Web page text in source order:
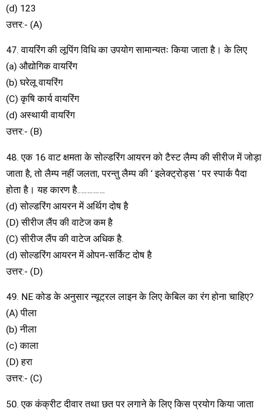
(d) 123
उत्तर:- (A)
47. वायरिंग की लूपिंग विधि का उपयोग सामान्यतः किया जाता है। के लिए
(a) औद्योगिक वायरिंग
(b) घरेलू वायरिंग
(C) कृषि कार्य वायरिंग
(d) अस्थायी वायरिंग
उत्तर:- (B)
48. एक 16 वाट क्षमता के सोल्डरिंग आयरन को टैस्ट लैम्प की सीरीज में जोड़ा
जाता है, तो लैम्प नहीं जलता, परन्तु लैम्प की ‘ इलेक्ट्रोड्स ‘ पर स्पार्क पैदा
होता है। यह कारण है…………..
(d) सोल्डरिंग आयरन में अर्थिग दोष है
(D) सीरीज लैंप की वाटेज कम है
(C) सीरीज लैंप की वाटेज अधिक है.
(d) सोल्डरिंग आयरन में ओपन-सर्किट दोष है
उत्तर:- (D)
49. NE कोड के अनुसार न्यूट्रल लाइन के लिए केबिल का रंग होना चाहिए?
(A) पीला
(b) नीला
(c) काला
(D) हरा
उत्तर:- (C)
50. एक कंक्रीट दीवार तथा छत पर लगाने के लिए किस प्रयोग किया जाता